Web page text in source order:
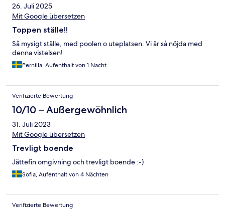
26. Juli 2025
Mit Google übersetzen
Toppen ställe!!
Så mysigt ställe, med poolen o uteplatsen. Vi är så nöjda med
denna vistelsen!
Pernilla, Aufenthalt von 1 Nacht
Verifizierte Bewertung
10/10 – Außergewöhnlich
31. Juli 2023
Mit Google übersetzen
Trevligt boende
Jättefin omgivning och trevligt boende :-)
Sofia, Aufenthalt von 4 Nächten
Verifizierte Bewertung